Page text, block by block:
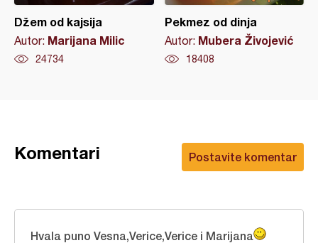
Džem od kajsija
Autor: Marijana Milic
24734
Pekmez od dinja
Autor: Mubera Živojević
18408
Postavite komentar
Komentari
Hvala puno Vesna,Verice,Verice i Marijana